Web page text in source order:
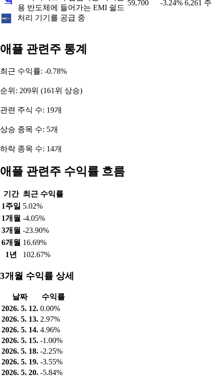
용 반도체에 들어가는 EMI 쉴드
처리 기기를 공급 중
59,700 -3.24% 6,261 주
애플 관련주 통계
최근 수익률: -0.78%
순위: 209위 (161위 상승)
관련 주식 수: 19개
상승 종목 수: 5개
하락 종목 수: 14개
애플 관련주 수익률 흐름
기간 최근 수익률
1주일 5.02%
1개월 -4.05%
3개월 -23.90%
6개월 16.69%
1년
102.67%
3개월 수익률 상세
날짜
수익률
2026. 5. 12. 0.00%
2026. 5. 13. 2.97%
2026. 5. 14. 4.96%
2026. 5. 15. -1.00%
2026. 5. 18. -2.25%
2026. 5. 19. -3.55%
2026. 5. 20. -5.84%